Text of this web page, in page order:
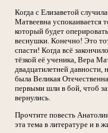
Когда с Елизаветой
Матвеевна успокаивается
который будет
веснушки. Конечно! Это
спасти! Когда всё
тёзкой её ученика, Вера
двадцатилетней
была Великая
первыми шли в бой, чтоб
вернулись.
Прочтите повесть
эта тема в литературе и в